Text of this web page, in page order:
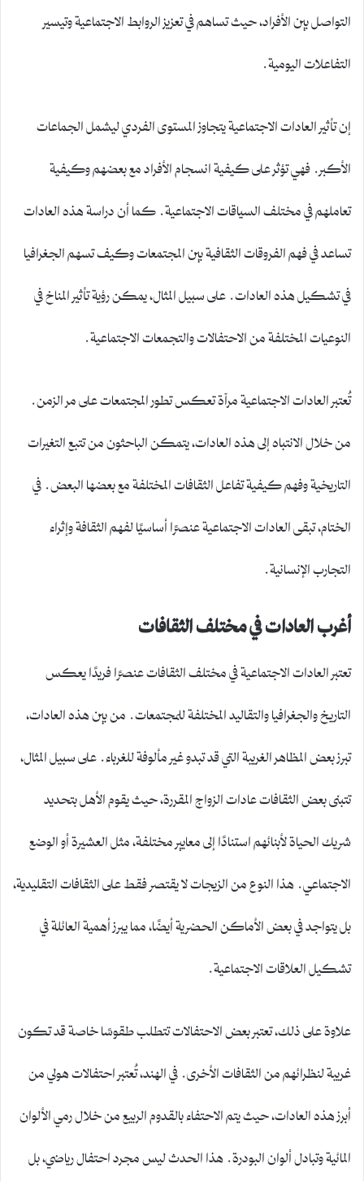
التواصل بين الأفراد، حيث تساهم في تعزيز الروابط الاجتماعية وتيسير
التفاعلات اليومية.
إن تأثير العادات الاجتماعية يتجاوز المستوى الفردي ليشمل الجماعات
الأكبر. فهي تؤثر على كيفية انسجام الأفراد مع بعضهم وكيفية
تعاملهم في مختلف السياقات الاجتماعية. كما أن دراسة هذه العادات
تساعد في فهم الفروقات الثقافية بين المجتمعات وكيف تسهم الجغرافيا
في تشكيل هذه العادات. على سبيل المثال، يمكن رؤية تأثير المناخ في
النوعيات المختلفة من الاحتفالات والتجمعات الاجتماعية.
تُعتبر العادات الاجتماعية مرآة تعكس تطور المجتمعات على مر الزمن.
من خلال الانتباه إلى هذه العادات، يتمكن الباحثون من تتبع التغيرات
التاريخية وفهم كيفية تفاعل الثقافات المختلفة مع بعضها البعض. في
الختام، تبقى العادات الاجتماعية عنصرًا أساسيًا لفهم الثقافة وإثراء
التجارب الإنسانية.
أغرب العادات في مختلف الثقافات
تعتبر العادات الاجتماعية في مختلف الثقافات عنصرًا فريدًا يعكس
التاريخ والجغرافيا والتقاليد المختلفة للمجتمعات. من بين هذه العادات،
تبرز بعض المظاهر الغريبة التي قد تبدو غير مألوفة للغرباء. على سبيل المثال،
تتبنى بعض الثقافات عادات الزواج المقررة، حيث يقوم الأهل بتحديد
شريك الحياة لأبنائهم استنادًا إلى معايير مختلفة، مثل العشيرة أو الوضع
الاجتماعي. هذا النوع من الزيجات لا يقتصر فقط على الثقافات التقليدية،
بل يتواجد في بعض الأماكن الحضرية أيضًا، مما يبرز أهمية العائلة في
تشكيل العلاقات الاجتماعية.
علاوة على ذلك، تعتبر بعض الاحتفالات تتطلب طقوسًا خاصة قد تكون
غريبة لنظرائهم من الثقافات الأخرى. في الهند، تُعتبر احتفالات هولي من
أبرز هذه العادات، حيث يتم الاحتفاء بالقدوم الربيع من خلال رمي الألوان
المائية وتبادل ألوان البودرة. هذا الحدث ليس مجرد احتفال رياضي، بل